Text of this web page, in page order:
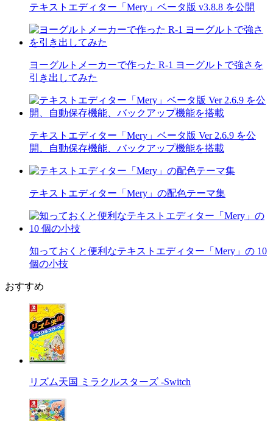
テキストエディター「Mery」ベータ版 v3.8.8 を公開
ヨーグルトメーカーで作った R-1 ヨーグルトで強さを
引き出してみた
テキストエディター「Mery」ベータ版 Ver 2.6.9 を公
開、自動保存機能、バックアップ機能を搭載
テキストエディター「Mery」の配色テーマ集
知っておくと便利なテキストエディター「Mery」の 10
個の小技
おすすめ
リズム天国 ミラクルスターズ -Switch